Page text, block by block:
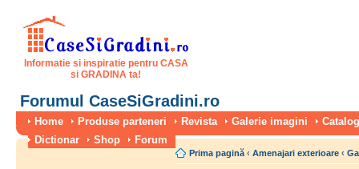
Informatie si inspiratie pentru CASA
si GRADINA ta!
Forumul CaseSiGradini.ro
Home Produse parteneri Revista Galerie imagini
Dictionar
Shop Forum
Prima pagină ‹ Amenajari exterioare ‹